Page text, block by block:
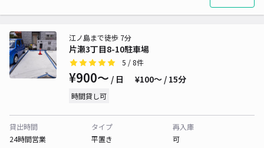
片瀬3丁目8-10駐車場
江ノ島まで徒歩 7分
5 / 8件
¥900〜 / 日 ¥100〜 / 15分
時間貸し可
貸出時間
24時間営業
タイプ
平置き
再入庫
可